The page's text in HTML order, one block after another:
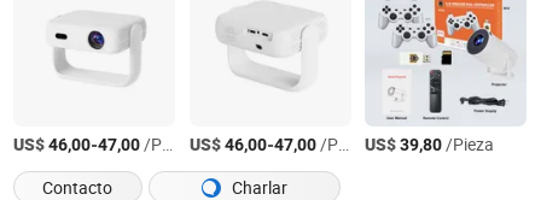
US$46,00-47,00/Pieza US$46,00-47,00/Pieza US$39,80/Pieza
Contacto
Charlar